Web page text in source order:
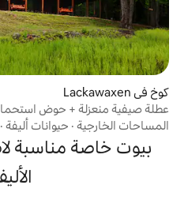
استحمام ساخن + بركة سباحة طبيعية
أليفة·تسجيل المغادرة
لاصطحاب الحيوانات